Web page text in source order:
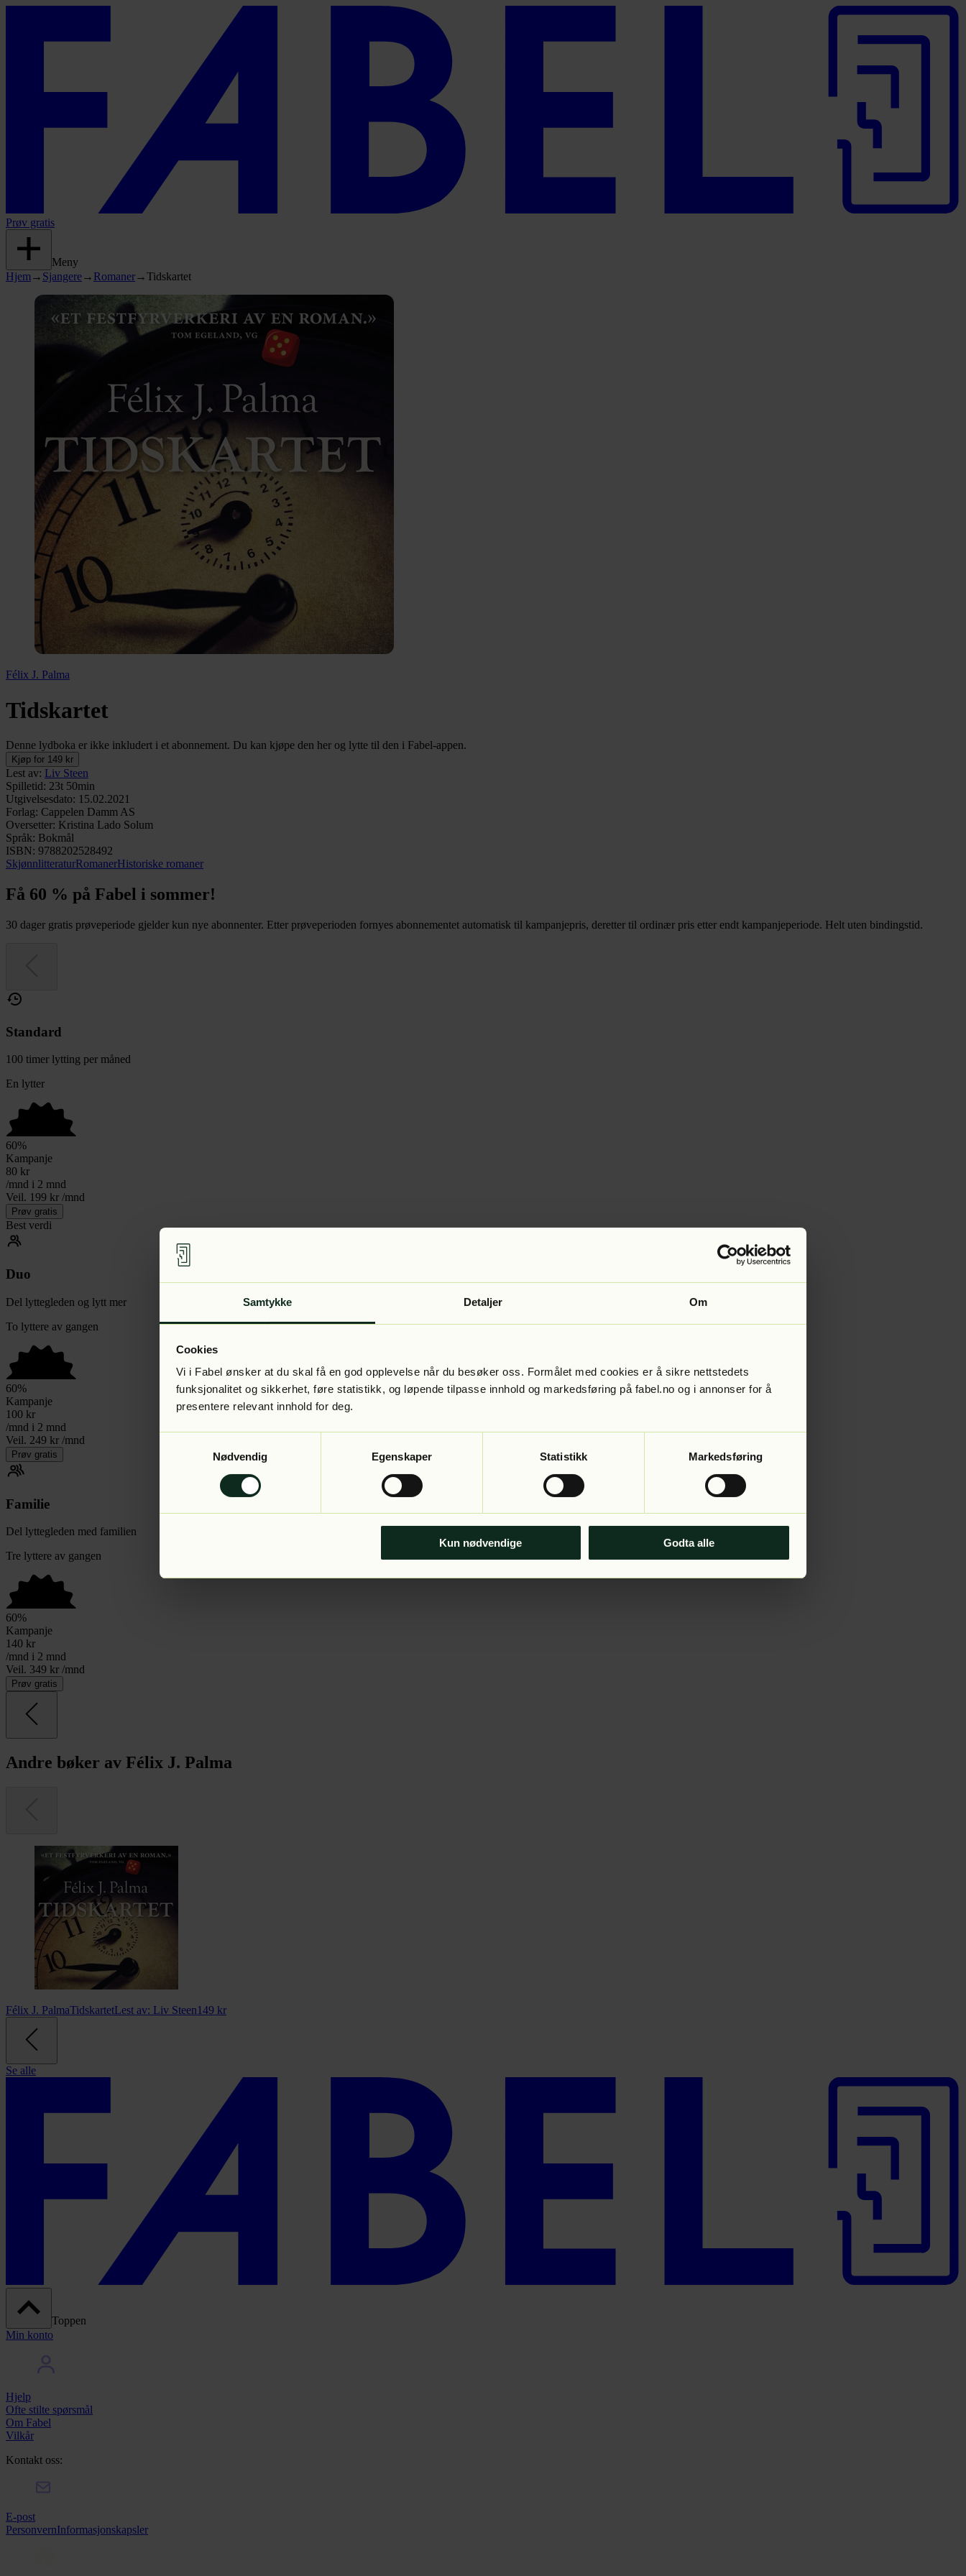
Samtykke Detaljer Om
Cookies
Vi i Fabel ønsker at du skal få en god opplevelse når du besøker oss. Formålet med cookies er å sikre nettstedets
funksjonalitet og sikkerhet, føre statistikk, og løpende tilpasse innhold og markedsføring på fabel.no og i annonser for å
presentere relevant innhold for deg.
Nødvendig
Egenskaper Statistikk Markedsføring
Kun nødvendige Godta alle
Prøv gratis
Meny
Hjem → Sjangere→ Romaner→Tidskartet
Félix J. Palma
Tidskartet
Denne lydboka er ikke inkludert i et abonnement. Du kan kjøpe den her og lytte til den i Fabel-appen.
Kjøp for 149 kr
Lest av: Liv Steen
Spilletid: 23t 50min
Utgivelsesdato: 15.02.2021
Forlag: Cappelen Damm AS
Oversetter: Kristina Lado Solum
Språk: Bokmål
ISBN: 9788202528492
SkjønnlitteraturRomanerHistoriske romaner
Få 60 % på Fabel i sommer!
30 dager gratis prøveperiode gjelder kun nye abonnenter. Etter prøveperioden fornyes abonnementet automatisk til kampanjepris, deretter til ordinær pris etter endt kampanjeperiode. Helt uten bindingstid.
Standard
100 timer lytting per måned
En lytter
60%
Kampanje
80 kr
/mnd i 2 mnd
Veil. 199 kr /mnd
Prøv gratis
Best verdi
Duo
Del lyttegleden og lytt mer
To lyttere av gangen
60%
Kampanje
100 kr
/mnd i 2 mnd
Veil. 249 kr /mnd
Prøv gratis
Familie
Del lyttegleden med familien
Tre lyttere av gangen
60%
Kampanje
140 kr
/mnd i 2 mnd
Veil. 349 kr /mnd
Prøv gratis
Andre bøker av Félix J. Palma
Félix J. PalmaTidskartetLest av: Liv Steen149 kr
Se alle
Toppen
Min konto
Hjelp
Ofte stilte spørsmål
Om Fabel
Vilkår
Kontakt oss:
E-post
PersonvernInformasjonskapsler